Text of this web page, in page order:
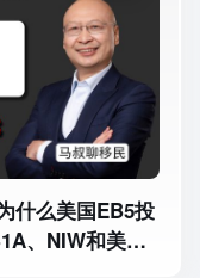
什么美国EB5投
、NIW和美国